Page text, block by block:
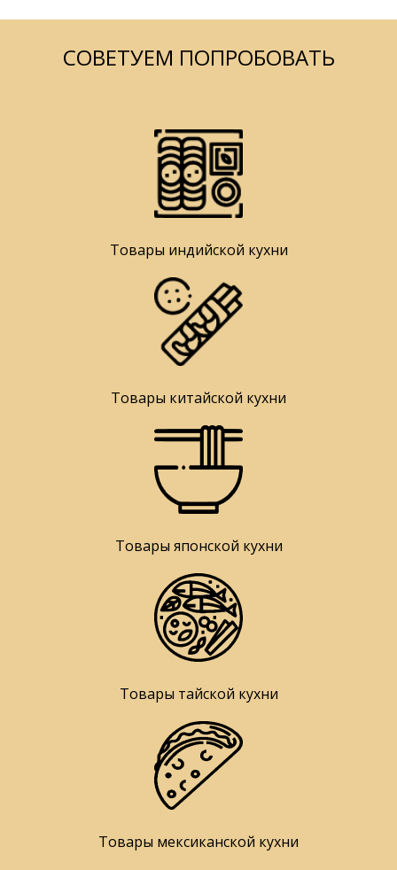
СОВЕТУЕМ ПОПРОБОВАТЬ
Товары индийской кухни
Товары китайской кухни
Товары японской кухни
Товары тайской кухни
Товары мексиканской кухни